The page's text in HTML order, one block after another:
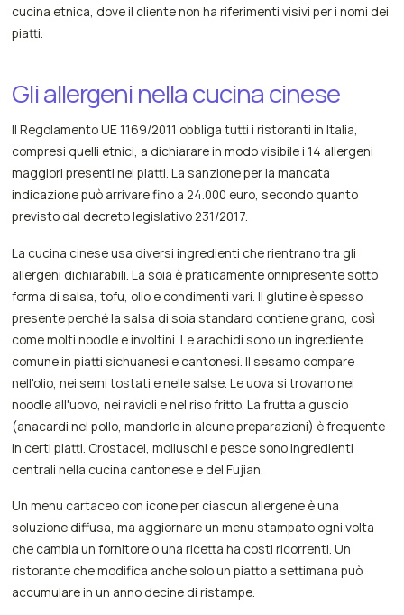
cucina etnica, dove il cliente non ha riferimenti visivi per i nomi dei
piatti.
Gli allergeni nella cucina cinese
Il Regolamento UE 1169/2011 obbliga tutti i ristoranti in Italia,
compresi quelli etnici, a dichiarare in modo visibile i 14 allergeni
maggiori presenti nei piatti. La sanzione per la mancata
indicazione può arrivare fino a 24.000 euro, secondo quanto
previsto dal decreto legislativo 231/2017.
La cucina cinese usa diversi ingredienti che rientrano tra gli
allergeni dichiarabili. La soia è praticamente onnipresente sotto
forma di salsa, tofu, olio e condimenti vari. Il glutine è spesso
presente perché la salsa di soia standard contiene grano, così
come molti noodle e involtini. Le arachidi sono un ingrediente
comune in piatti sichuanesi e cantonesi. Il sesamo compare
nell'olio, nei semi tostati e nelle salse. Le uova si trovano nei
noodle all'uovo, nei ravioli e nel riso fritto. La frutta a guscio
(anacardi nel pollo, mandorle in alcune preparazioni) è frequente
in certi piatti. Crostacei, molluschi e pesce sono ingredienti
centrali nella cucina cantonese e del Fujian.
Un menu cartaceo con icone per ciascun allergene è una
soluzione diffusa, ma aggiornare un menu stampato ogni volta
che cambia un fornitore o una ricetta ha costi ricorrenti. Un
ristorante che modifica anche solo un piatto a settimana può
accumulare in un anno decine di ristampe.